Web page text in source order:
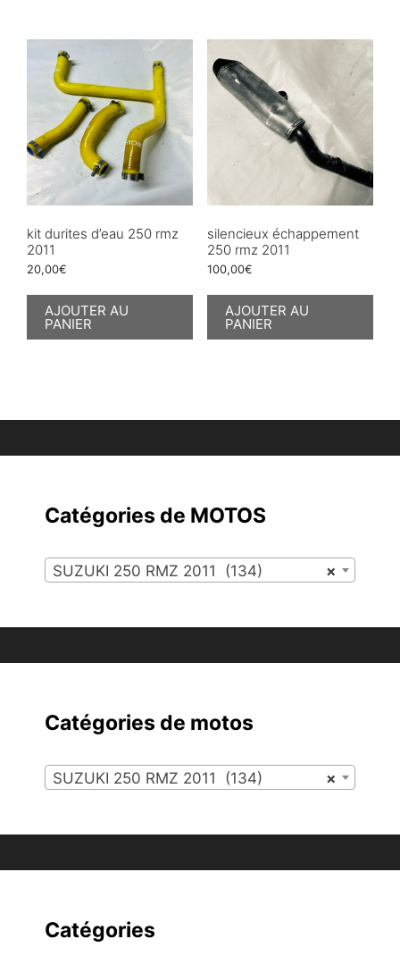
kit durites d’eau 250 rmz
2011
20,00€
AJOUTER AU
PANIER
silencieux échappement
250 rmz 2011
100,00€
AJOUTER AU
PANIER
Catégories de MOTOS
×
SUZUKI 250 RMZ 2011 (134)
Catégories de motos
×
SUZUKI 250 RMZ 2011 (134)
Catégories